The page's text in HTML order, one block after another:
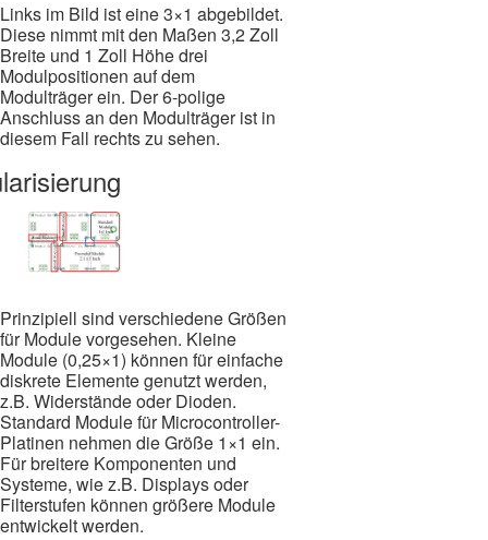
Links im Bild ist eine 3×1 abgebildet.
Diese nimmt mit den Maßen 3,2 Zoll
Breite und 1 Zoll Höhe drei
Modulpositionen auf dem
Modulträger ein. Der 6-polige
Anschluss an den Modulträger ist in
diesem Fall rechts zu sehen.
Prinzipiell sind verschiedene Größen
für Module vorgesehen. Kleine
Module (0,25×1) können für einfache
diskrete Elemente genutzt werden,
z.B. Widerstände oder Dioden.
Standard Module für Microcontroller-
Platinen nehmen die Größe 1×1 ein.
Für breitere Komponenten und
Systeme, wie z.B. Displays oder
Filterstufen können größere Module
entwickelt werden.